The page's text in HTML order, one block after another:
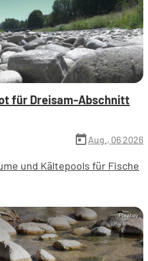
für Dreisam-Abschnitt
today Aug., 06 2026
und Kältepools für Fische
Pixabay